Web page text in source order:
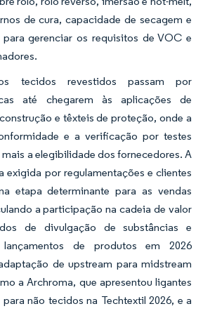
de cura, capacidade de secagem e
gerenciar os requisitos de VOC e
tecidos revestidos passam por
até chegarem às aplicações de
e têxteis de proteção, onde a
e a verificação por testes
a elegibilidade dos fornecedores. A
exigida por regulamentações e clientes
etapa determinante para as vendas
a participação na cadeia de valor
de divulgação de substâncias e
lançamentos de produtos em 2026
de upstream para midstream
a Archroma, que apresentou ligantes
não tecidos na Techtextil 2026, e a